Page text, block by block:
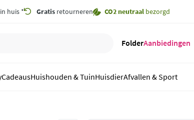
huis * Gratis retourneren CO2 neutraal bezorgd
FolderAanbiedingen
CadeausHuishouden & TuinHuisdierAfvallen & Sport